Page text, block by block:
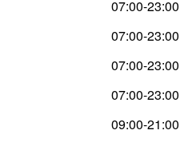
07:00-23:00
07:00-23:00
07:00-23:00
07:00-23:00
09:00-21:00